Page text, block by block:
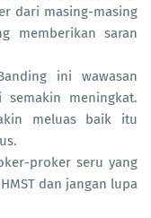
dari masing-masing
memberikan saran
ini wawasan
semakin meningkat.
meluas baik itu
proker seru yang
dan jangan lupa